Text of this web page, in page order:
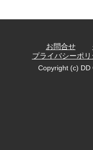
お問合せ
プライバシーポリ
Copyright (c) DD